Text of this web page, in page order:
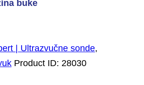
buke
| Ultrazvučne sonde,
Product ID: 28030